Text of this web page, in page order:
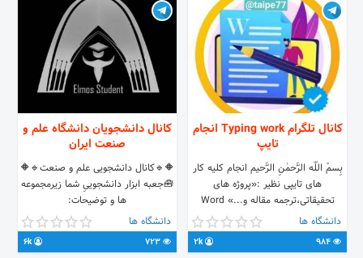
کانال تلگرام Typing work انجام
تایپ
بِسمْ اللّه الرَّحمٰنِ الرَّحیم انجام کلیه کار
های تایپی نظیر :«پروژه های
تحقیقاتی،ترجمه مقاله و...» Word
Power point PDF Excel اگر کاری که
براتون انجام شده ایرادداشت به ایدی
زیر مراجعه کنید⬇️⬇️⬇️ 🆔
دانشگاه ها
2k
کانال دانشجویان دانشگاه علم و
صنعت ایران
🔶🔹کانال دانشجویی علم و صنعت🔹🔶
🧰جعبه ابزار دانشجوییِ شما زیرمجموعه
ها و توضیحات:
https://t.me/Elmos_stu2/3 لینک
ناشناس:
https://t.me/Harfmanrobot?
دانشگاه ها
6k